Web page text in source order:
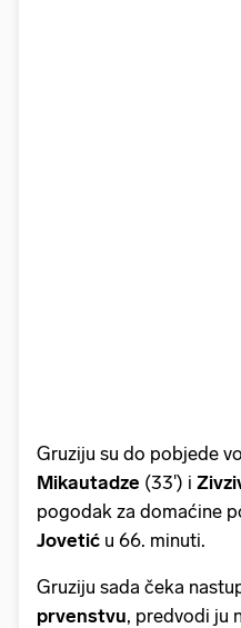
Gruziju su do pobjede
Mikautadze (33') i
pogodak za domaćine
Jovetić u 66. minuti.
Gruziju sada čeka
prvenstvu, predvodi ju